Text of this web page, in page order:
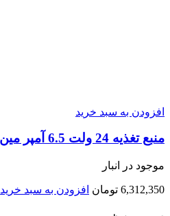
افزودن به سبد خرید
منبع تغذیه 24 ولت 6.5 آمپر مین ول مدل EDR-150-24
موجود در انبار
6,312,350 تومان افزودن به سبد خرید